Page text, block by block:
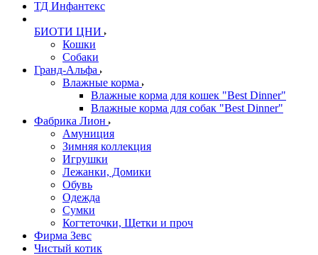
ТД Инфантекс
БИОТИ ЦНИ
Кошки
Собаки
Гранд-Альфа
Влажные корма
Влажные корма для кошек "Best Dinner"
Влажные корма для собак "Best Dinner"
Фабрика Лион
Амуниция
Зимняя коллекция
Игрушки
Лежанки, Домики
Обувь
Одежда
Сумки
Когтеточки, Щетки и проч
Фирма Зевс
Чистый котик